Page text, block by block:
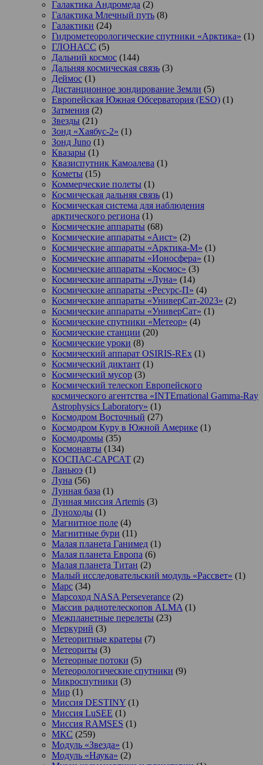
Галактика Андромеда (2)
Галактика Млечный путь (8)
Галактики (24)
Гидрометеорологические спутники «Арктика» (1)
ГЛОНАСС (5)
Дальний космос (144)
Дальняя космическая связь (3)
Деймос (1)
Дистанционное зондирование Земли (5)
Европейская Южная Обсерватория (ESO) (1)
Затмения (2)
Звезды (21)
Зонд «Хаябус-2» (1)
Зонд Juno (1)
Квазары (1)
Квазиспутник Камоалева (1)
Кометы (15)
Коммерческие полеты (1)
Космическая дальняя связь (1)
Космическая система для наблюдения
арктического региона (1)
Космические аппараты (68)
Космические аппараты «Аист» (2)
Космические аппараты «Арктика-М» (1)
Космические аппараты «Ионосфера» (1)
Космические аппараты «Космос» (3)
Космические аппараты «Луна» (14)
Космические аппараты «Ресурс-П» (4)
Космические аппараты «УниверСат-2023» (2)
Космические аппараты «УниверСат» (1)
Космические спутники «Метеор» (4)
Космические станции (20)
Космические уроки (8)
Космический аппарат OSIRIS-REx (1)
Космический диктант (1)
Космический мусор (3)
Космический телескоп Европейского
космического агентства «INTErnational Gamma-Ray
Astrophysics Laboratory» (1)
Космодром Восточный (27)
Космодром Куру в Южной Америке (1)
Космодромы (35)
Космонавты (134)
КОСПАС-САРСАТ (2)
Ланьюэ (1)
Луна (56)
Лунная база (1)
Лунная миссия Artemis (3)
Луноходы (1)
Магнитное поле (4)
Магнитные бури (11)
Малая планета Ганимед (1)
Малая планета Европа (6)
Малая планета Титан (2)
Малый исследовательский модуль «Рассвет» (1)
Марс (34)
Марсоход NASA Perseverance (2)
Массив радиотелескопов ALMA (1)
Межпланетные перелеты (23)
Меркурий (3)
Метеоритные кратеры (7)
Метеориты (3)
Метеорные потоки (5)
Метеорологические спутники (9)
Микроспутники (3)
Мир (1)
Миссия DESTINY (1)
Миссия LuSEE (1)
Миссия RAMSES (1)
МКС (259)
Модуль «Звезда» (1)
Модуль «Наука» (2)